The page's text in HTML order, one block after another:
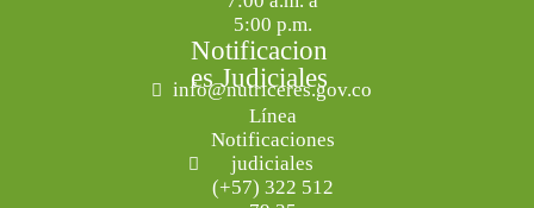
5:00 p.m.
Notificacion
es Judiciales
info@nutriceres.gov.co
Línea
Notificaciones
judiciales
(+57) 322 512